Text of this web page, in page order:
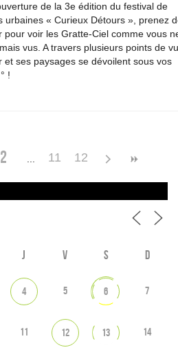
de la 3e édition du festival de
urbaines « Curieux Détours », prenez
pour voir les Gratte-Ciel comme vous
vus. A travers plusieurs points de
et ses paysages se dévoilent sous vos
!
2 11 12
J V S D
4 5 6 7
11 12 13 14